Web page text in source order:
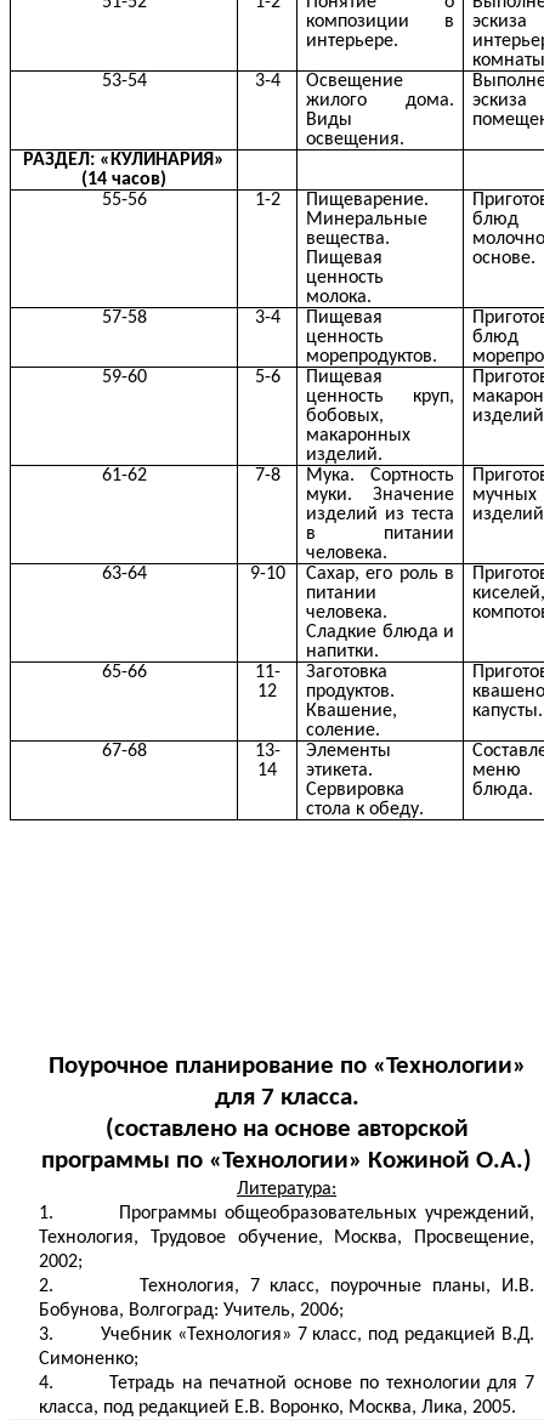
композиции в
интерьере.
эскиза
53-54
3-4
Освещение
жилого дома.
Виды
освещения.
эскиза
РАЗДЕЛ: «КУЛИНАРИЯ»
(14 часов)
55-56
1-2
Пищеварение.
Минеральные
вещества.
Пищевая
ценность
молока.
основе.
57-58 3-4
Пищевая
ценность
морепродуктов.
59-60
5-6
Пищевая
ценность круп,
бобовых,
макаронных
изделий.
61-62 7-8
Мука. Сортность
муки. Значение
изделий из теста
в питании
человека.
мучных
63-64 9-10
Сахар, его роль в
питании
человека.
Сладкие блюда и
напитки.
65-66
11-
12
Заготовка
продуктов.
Квашение,
соление.
капусты.
67-68
13-
14
Элементы
этикета.
Сервировка
стола к обеду.
меню
блюда.
Поурочное планирование по «Технологии»
для 7 класса.
(составлено на основе авторской
программы по «Технологии» Кожиной О.А.)
Литература:
1. Программы общеобразовательных учреждений,
Технология, Трудовое обучение, Москва, Просвещение,
2002;
2. Технология, 7 класс, поурочные планы, И.В.
Бобунова, Волгоград: Учитель, 2006;
3. Учебник «Технология» 7 класс, под редакцией В.Д.
Симоненко;
4. Тетрадь на печатной основе по технологии для 7
класса, под редакцией Е.В. Воронко, Москва, Лика, 2005.